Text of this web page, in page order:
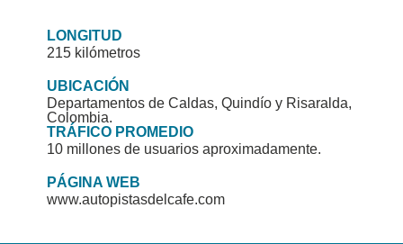
LONGITUD
215 kilómetros
UBICACIÓN
Departamentos de Caldas, Quindío y Risaralda,
Colombia.
TRÁFICO PROMEDIO
10 millones de usuarios aproximadamente.
PÁGINA WEB
www.autopistasdelcafe.com